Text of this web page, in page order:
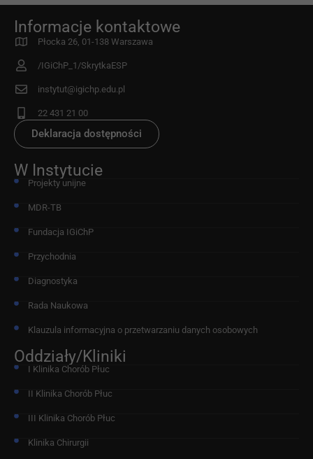
Informacje kontaktowe
Płocka 26, 01-138 Warszawa
/IGiChP_1/SkrytkaESP
instytut@igichp.edu.pl
22 431 21 00
Deklaracja dostępności
W Instytucie
Projekty unijne
MDR-TB
Fundacja IGiChP
Przychodnia
Diagnostyka
Rada Naukowa
Klauzula informacyjna o przetwarzaniu danych osobowych
Oddziały/Kliniki
I Klinika Chorób Płuc
II Klinika Chorób Płuc
III Klinika Chorób Płuc
Klinika Chirurgii